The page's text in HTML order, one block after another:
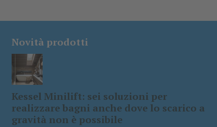
Novità prodotti
Kessel Minilift: sei soluzioni per
realizzare bagni anche dove lo scarico a
gravità non è possibile